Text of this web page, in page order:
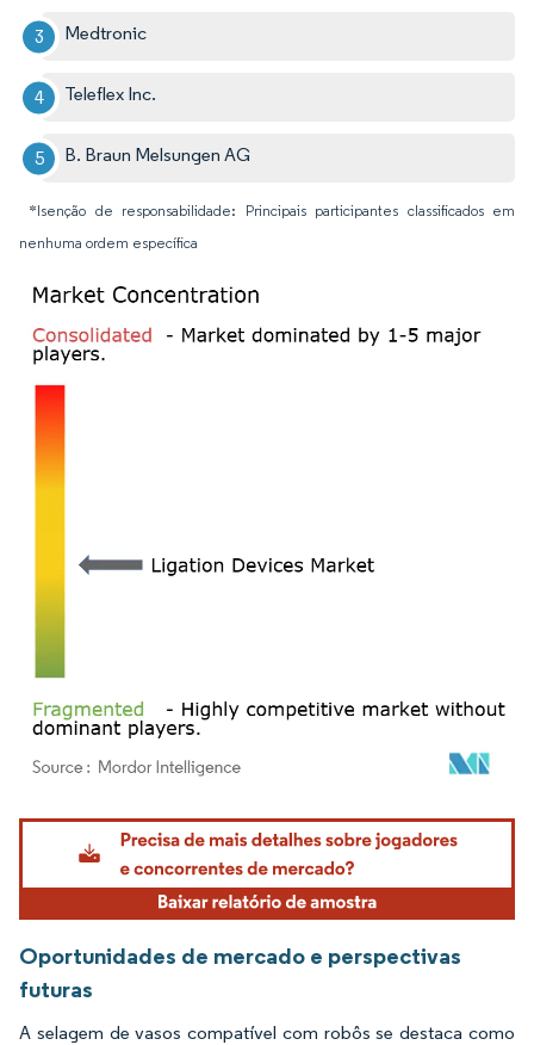
Medtronic
Teleflex Inc.
B. Braun Melsungen AG
*Isenção de responsabilidade: Principais participantes classificados em
nenhuma ordem específica
Imagem © Mordor Intelligence. O reuso requer atribuição conforme CC BY 4.0.
Oportunidades de mercado e perspectivas
futuras
A selagem de vasos compatível com robôs se destaca como